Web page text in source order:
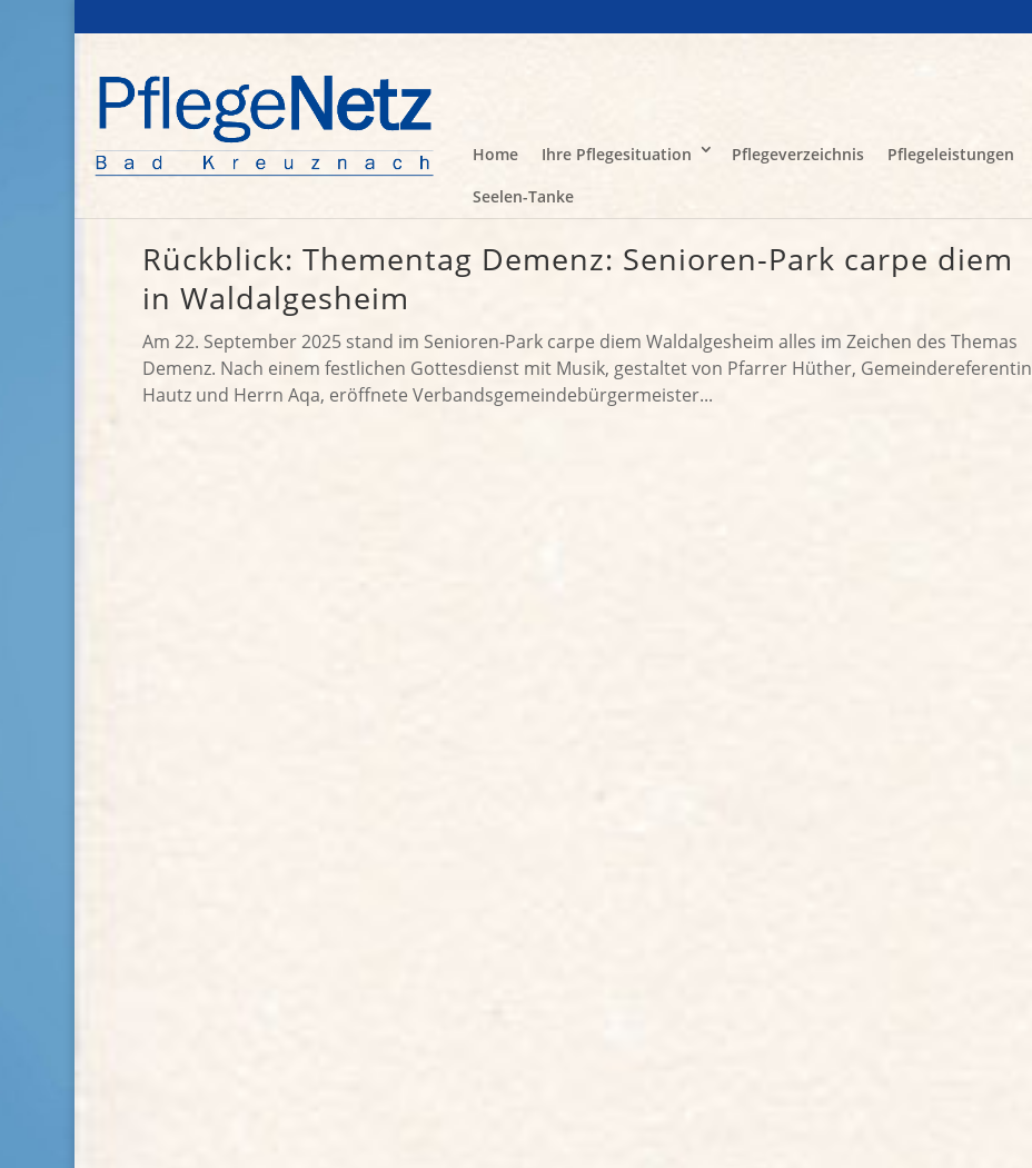
Home Ihre Pflegesituation Pflegeverzeichnis Pflegeleistungen
Seelen-Tanke
Rückblick: Thementag Demenz: Senioren-Park carpe diem
in Waldalgesheim
Am 22. September 2025 stand im Senioren-Park carpe diem Waldalgesheim alles im Zeichen des Themas
Demenz. Nach einem festlichen Gottesdienst mit Musik, gestaltet von Pfarrer Hüther, Gemeindereferentin
Hautz und Herrn Aqa, eröffnete Verbandsgemeindebürgermeister...